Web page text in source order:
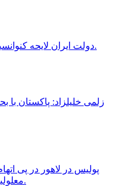
دولت ايران لايحه كنوانسيون درياى خزر را به مجلس فرستاد.
زلمی خلیلزاد: پاکستان با
معلولیت ذهنی از وظایف‌شان تعلیق شدند.